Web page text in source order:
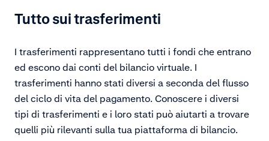
Tutto sui trasferimenti
I trasferimenti rappresentano tutti i fondi che entrano
ed escono dai conti del bilancio virtuale. I
trasferimenti hanno stati diversi a seconda del flusso
del ciclo di vita del pagamento. Conoscere i diversi
tipi di trasferimenti e i loro stati può aiutarti a trovare
quelli più rilevanti sulla tua piattaforma di bilancio.